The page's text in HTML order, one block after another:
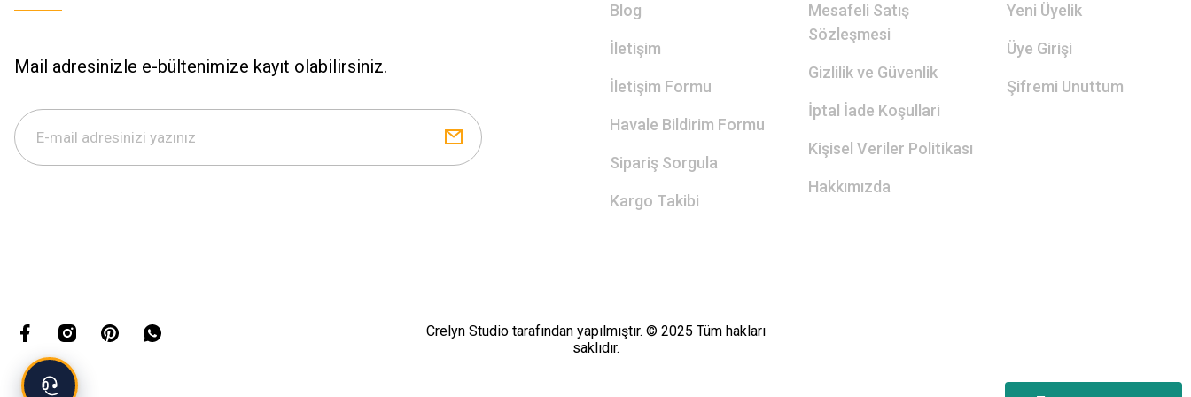
Mail adresinizle e-bültenimize kayıt olabilirsiniz.
Blog
İletişim
İletişim Formu
Havale Bildirim Formu
Sipariş Sorgula
Kargo Takibi
Mesafeli Satış
Sözleşmesi
Gizlilik ve Güvenlik
İptal İade Koşullari
Kişisel Veriler Politikası
Hakkımızda
Yeni Üyelik
Üye Girişi
Şifremi Unuttum
Crelyn Studio tarafından yapılmıştır. © 2025 Tüm hakları
saklıdır.